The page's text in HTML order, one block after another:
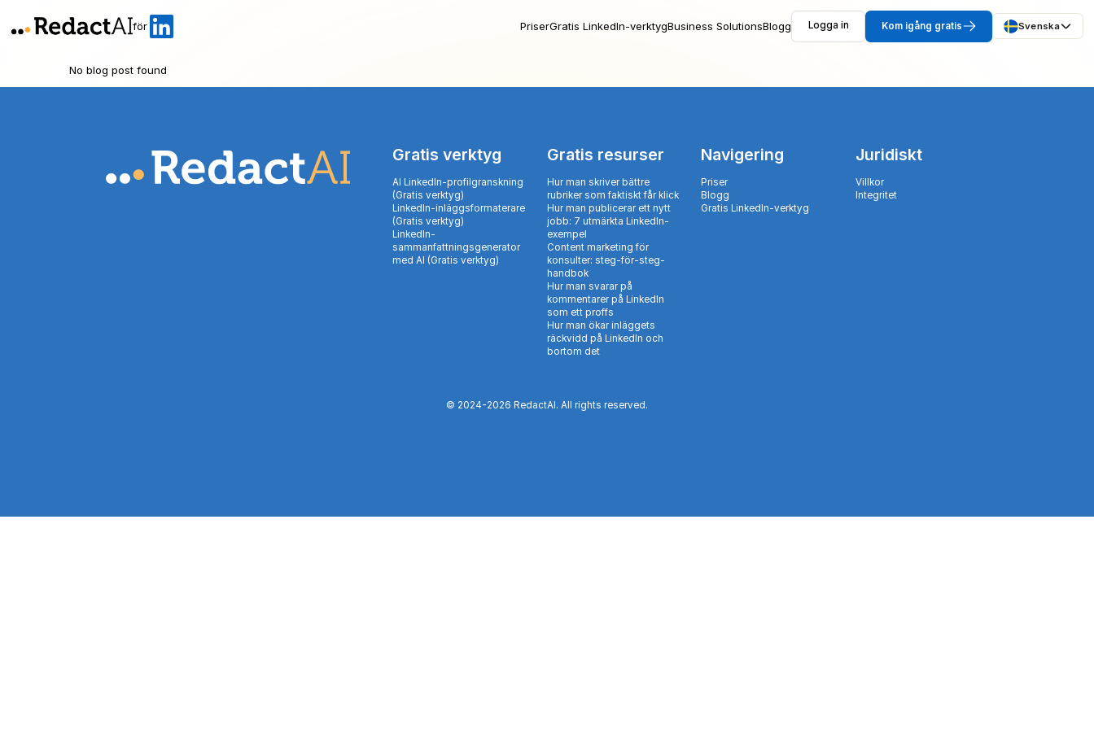
för PriserGratis LinkedIn-verktygBusiness SolutionsBlogg Logga in Kom igång gratis Svenska
No blog post found
Gratis verktyg
AI LinkedIn-profilgranskning
(Gratis verktyg)
LinkedIn-inläggsformaterare
(Gratis verktyg)
LinkedIn-
sammanfattningsgenerator
med AI (Gratis verktyg)
Gratis resurser
Hur man skriver bättre
rubriker som faktiskt får klick
Hur man publicerar ett nytt
jobb: 7 utmärkta LinkedIn-
exempel
Content marketing för
konsulter: steg-för-steg-
handbok
Hur man svarar på
kommentarer på LinkedIn
som ett proffs
Hur man ökar inläggets
räckvidd på LinkedIn och
bortom det
Navigering
Priser
Blogg
Gratis LinkedIn-verktyg
Juridiskt
Villkor
Integritet
© 2024-2026 RedactAI. All rights reserved.